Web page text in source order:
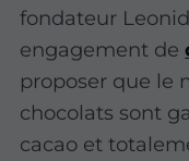
fondateur
engagement de
proposer que le
chocolats sont
cacao et